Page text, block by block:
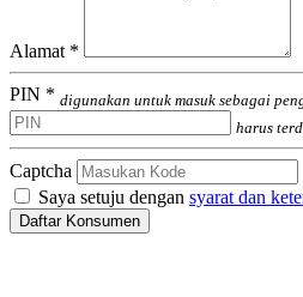
Alamat *
PIN * digunakan untuk masuk sebagai
harus
Captcha
Saya setuju dengan syarat dan
Daftar Konsumen